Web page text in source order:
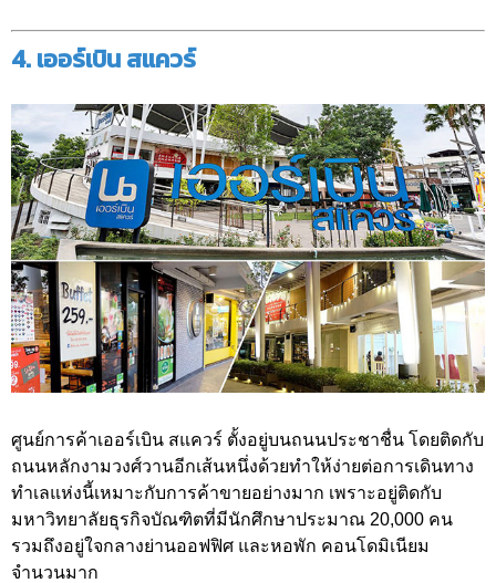
4. เออร์เบิน สแควร์
ศูนย์การค้าเออร์เบิน สแควร์ ตั้งอยู่บนถนนประชาชื่น โดยติดกับ
ถนนหลักงามวงศ์วานอีกเส้นหนึ่งด้วยทำให้ง่ายต่อการเดินทาง
ทำเลแห่งนี้เหมาะกับการค้าขายอย่างมาก เพราะอยู่ติดกับ
มหาวิทยาลัยธุรกิจบัณฑิตที่มีนักศึกษาประมาณ 20,000 คน
รวมถึงอยู่ใจกลางย่านออฟฟิศ และหอพัก คอนโดมิเนียม
จำนวนมาก